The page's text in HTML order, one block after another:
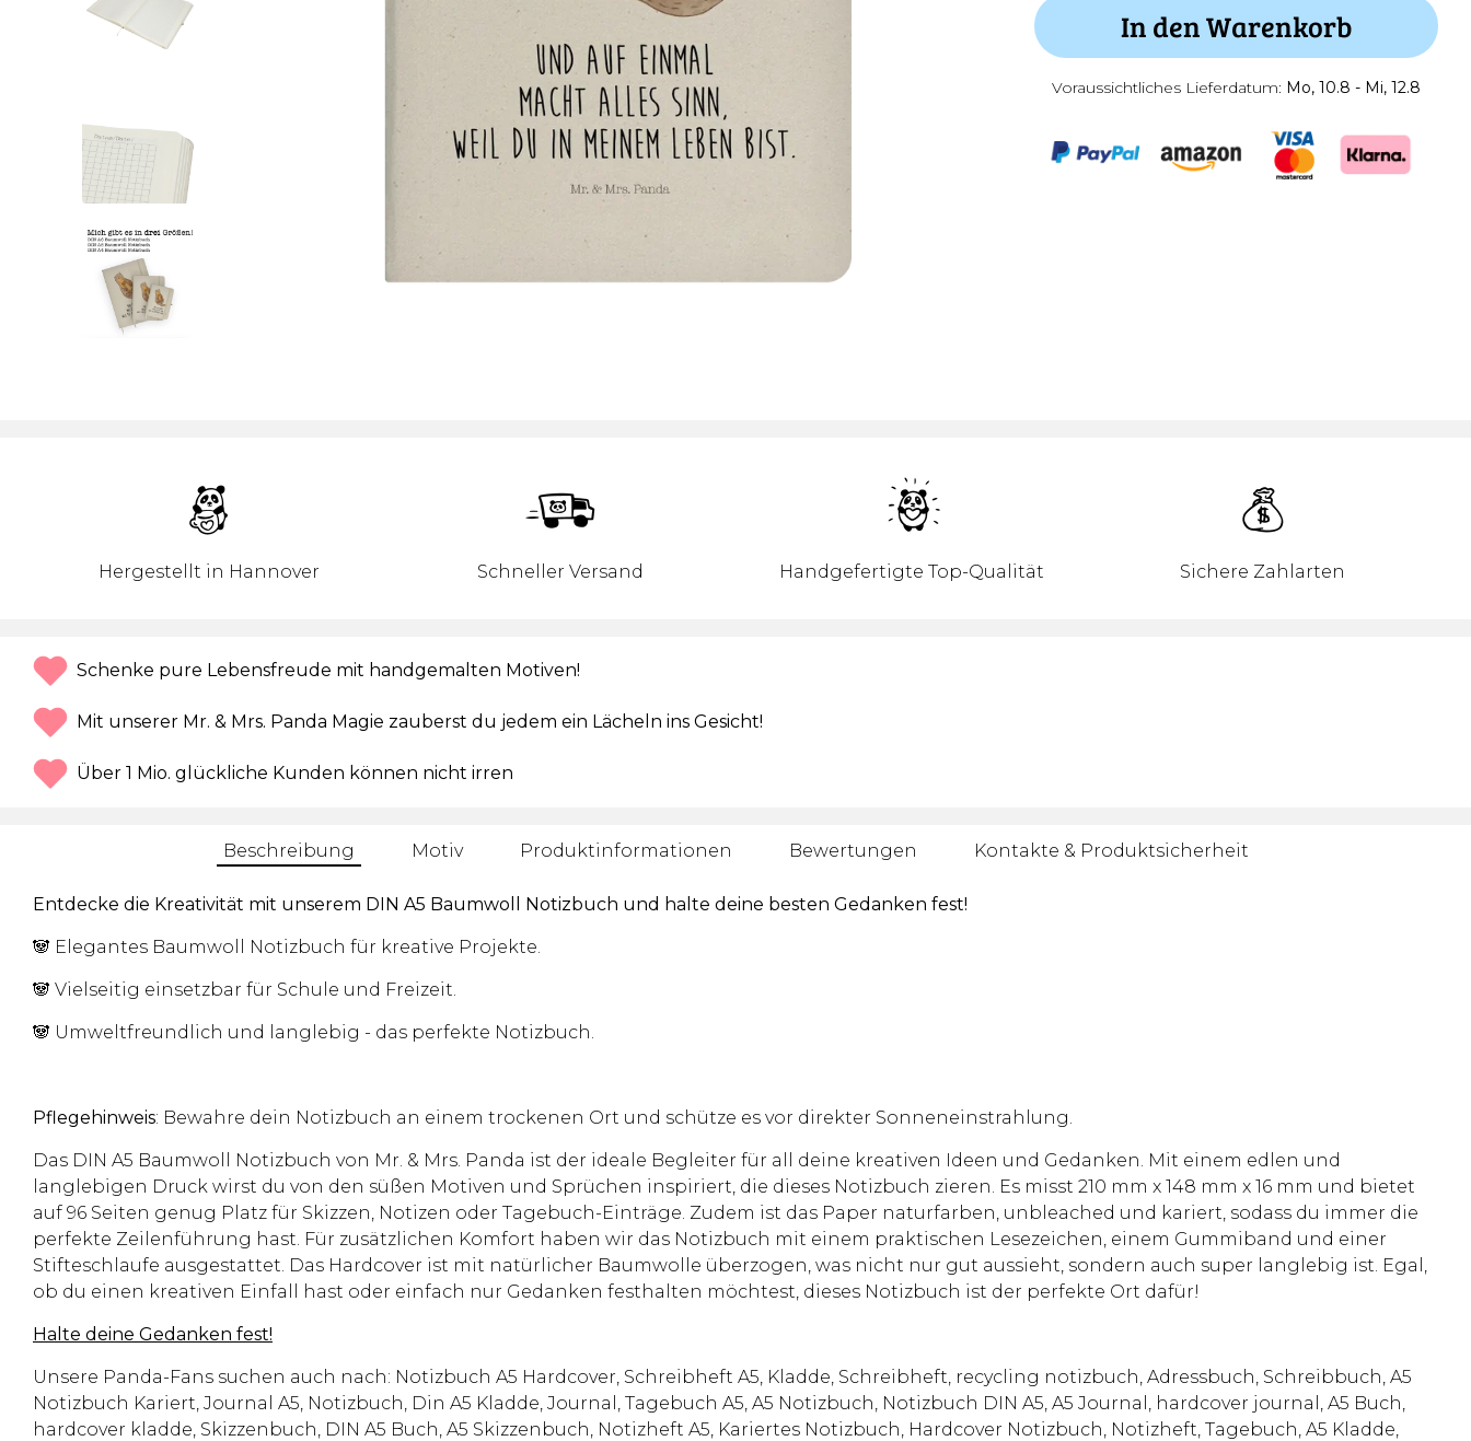
In den Warenkorb
Voraussichtliches Lieferdatum: Mo, 10.8 - Mi, 12.8
Hergestellt in Hannover Schneller Versand Handgefertigte Top-Qualität Sichere Zahlarten
Schenke pure Lebensfreude mit handgemalten Motiven!
Mit unserer Mr. & Mrs. Panda Magie zauberst du jedem ein Lächeln ins Gesicht!
Über 1 Mio. glückliche Kunden können nicht irren
Beschreibung Motiv Produktinformationen Bewertungen Kontakte & Produktsicherheit
Entdecke die Kreativität mit unserem DIN A5 Baumwoll Notizbuch und halte deine besten Gedanken fest!
🐼 Elegantes Baumwoll Notizbuch für kreative Projekte.
🐼 Vielseitig einsetzbar für Schule und Freizeit.
🐼 Umweltfreundlich und langlebig - das perfekte Notizbuch.
Pflegehinweis: Bewahre dein Notizbuch an einem trockenen Ort und schütze es vor direkter Sonneneinstrahlung.
Das DIN A5 Baumwoll Notizbuch von Mr. & Mrs. Panda ist der ideale Begleiter für all deine kreativen Ideen und Gedanken. Mit einem edlen und
langlebigen Druck wirst du von den süßen Motiven und Sprüchen inspiriert, die dieses Notizbuch zieren. Es misst 210 mm x 148 mm x 16 mm und bietet
auf 96 Seiten genug Platz für Skizzen, Notizen oder Tagebuch-Einträge. Zudem ist das Paper naturfarben, unbleached und kariert, sodass du immer die
perfekte Zeilenführung hast. Für zusätzlichen Komfort haben wir das Notizbuch mit einem praktischen Lesezeichen, einem Gummiband und einer
Stifteschlaufe ausgestattet. Das Hardcover ist mit natürlicher Baumwolle überzogen, was nicht nur gut aussieht, sondern auch super langlebig ist. Egal,
ob du einen kreativen Einfall hast oder einfach nur Gedanken festhalten möchtest, dieses Notizbuch ist der perfekte Ort dafür!
Halte deine Gedanken fest!
Unsere Panda-Fans suchen auch nach: Notizbuch A5 Hardcover, Schreibheft A5, Kladde, Schreibheft, recycling notizbuch, Adressbuch, Schreibbuch, A5
Notizbuch Kariert, Journal A5, Notizbuch, Din A5 Kladde, Journal, Tagebuch A5, A5 Notizbuch, Notizbuch DIN A5, A5 Journal, hardcover journal, A5 Buch,
hardcover kladde, Skizzenbuch, DIN A5 Buch, A5 Skizzenbuch, Notizheft A5, Kariertes Notizbuch, Hardcover Notizbuch, Notizheft, Tagebuch, A5 Kladde,